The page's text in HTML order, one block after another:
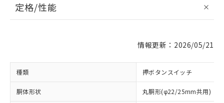
定格/性能
情報更新：2026/05/21
種類 押ボタンスイッチ
胴体形状 丸胴形(φ22/25mm共用)